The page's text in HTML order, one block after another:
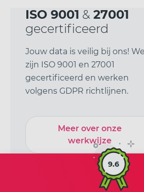
ISO 9001 & 27001
gecertificeerd
Jouw data is veilig bij ons! We
zijn ISO 9001 en 27001
gecertificeerd en werken
volgens GDPR richtlijnen.
Meer over onze
werkwijze
9.6